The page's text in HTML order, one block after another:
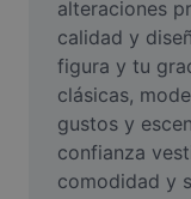
AI People
AI Inpainting
Face Cutout
alteraciones
calidad y
figura y tu
clásicas,
gustos y
confianza
comodidad y